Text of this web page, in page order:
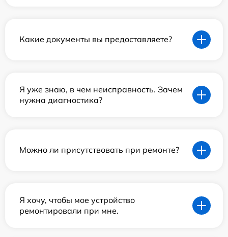
Какие документы вы предоставляете?
Я уже знаю, в чем неисправность. Зачем
нужна диагностика?
Можно ли присутствовать при ремонте?
Я хочу, чтобы мое устройство
ремонтировали при мне.